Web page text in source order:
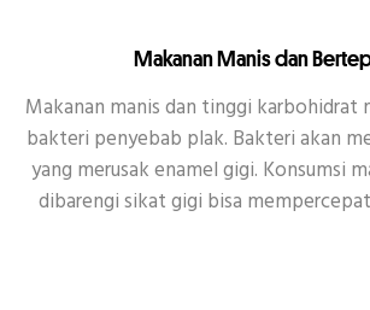
Makanan Manis dan
Makanan manis dan tinggi karbohidrat
bakteri penyebab plak. Bakteri akan
yang merusak enamel gigi. Konsumsi
dibarengi sikat gigi bisa